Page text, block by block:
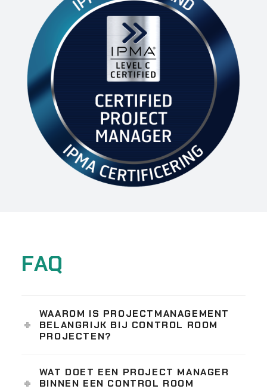
FAQ
WAAROM IS PROJECTMANAGEMENT
BELANGRIJK BIJ CONTROL ROOM
PROJECTEN?
WAT DOET EEN PROJECT MANAGER
BINNEN EEN CONTROL ROOM